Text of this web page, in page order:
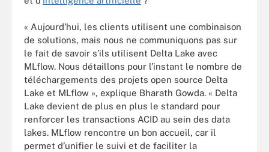
« Aujourd’hui, les clients utilisent une combinaison
de solutions, mais nous ne communiquons pas sur
le fait de savoir s’ils utilisent Delta Lake avec
MLflow. Nous détaillons pour l’instant le nombre de
téléchargements des projets open source Delta
Lake et MLflow », explique Bharath Gowda. « Delta
Lake devient de plus en plus le standard pour
renforcer les transactions ACID au sein des data
lakes. MLflow rencontre un bon accueil, car il
permet d’unifier le suivi et de faciliter la